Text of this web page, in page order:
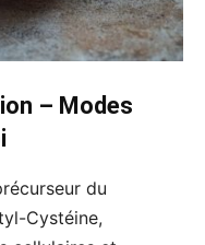
– Modes
du
Cystéine,